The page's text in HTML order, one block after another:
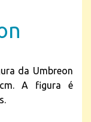
da Umbreon
A figura é